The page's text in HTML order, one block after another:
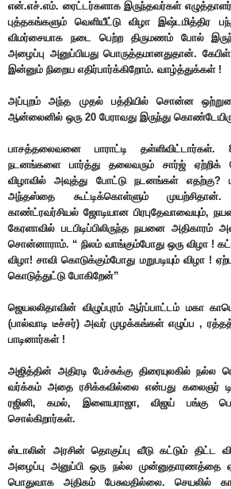
என்.எச்.எம். ரைட்டர்களாக இருந்தவர்கள்
புத்தகங்களும் வெளியீட்டு விழா இஷ்டமித்திர
விமர்சையாக நடை பெற்ற திருமணம் போல்
அழைப்பு அனுப்பியது பொருத்தமானதுதான்.
இன்னும் நிறைய எதிர்பார்க்கிறோம். வாழ்த்துக்கள் !
அப்புறம் அந்த முதல் பத்தியில் சொன்ன
ஆன்லைனில் ஒரு 20 பேராவது இருந்து
பாசத்தலைவனை பாராட்டி தள்ளிவிட்டார்கள்.
நடனங்களை பார்த்து தலைவரும் சார்ஜ் ஏற்றிக்
விழாவில் அவுத்து போட்டு நடனங்கள்
அந்தஸ்தை கூட்டிக்கொள்ளும்
காண்ட்ரவர்சியல் ஜோடியான பிரபுதேவாவையும்,
கேரளாவில் படபிடிப்பிலிருந்த நயனை அதிகாரம்
சொன்னாராம். “ நிலம் வாங்கும்போது ஒரு விழா !
விழா! சாவி கொடுக்கும்போது மறுபடியும் விழா !
கொடுத்துட்டு போகிறேன்”
ஜெயலலிதாவின் விழுப்புரம் ஆர்ப்பாட்டம் மகா
(பால்வாடி டீச்சர்) அவர் முழக்கங்கள் எழுப்ப ,
பாடினார்கள் !
அஜித்தின் அதிரடி பேச்சுக்கு திரையுலகில்
வர்க்கம் அதை ரசிக்கவில்லை என்பது கலைஞர்
ரஜினி, கமல், இளையராஜா, விஜய் பங்கு
சொல்கிறார்கள்.
ஸ்டாலின் அரசின் தொகுப்பு வீடு கட்டும் திட்ட
அழைப்பு அனுப்பி ஒரு நல்ல முன்னுதாரணத்தை
பொதுவாக அதிகம் பேசுவதில்லை. செயலில்